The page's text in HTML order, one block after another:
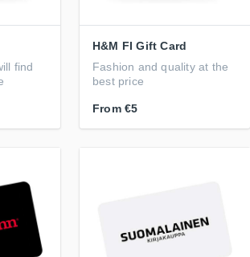
find
H&M FI Gift Card
Fashion and quality at the
best price
From €5